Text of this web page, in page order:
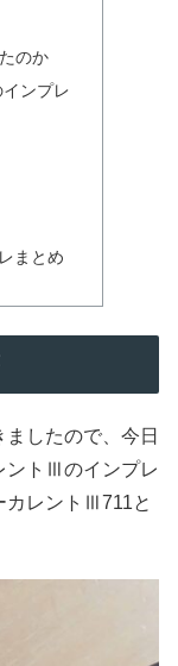
のか
ンプレ
まとめ
したので、今日
ントⅢのインプレ
カレントⅢ711と